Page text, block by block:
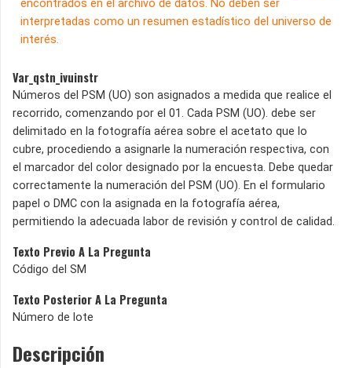
encontrados en el archivo de datos. No deben ser
interpretadas como un resumen estadístico del universo de
interés.
Var_qstn_ivuinstr
Números del PSM (UO) son asignados a medida que realice el
recorrido, comenzando por el 01. Cada PSM (UO). debe ser
delimitado en la fotografía aérea sobre el acetato que lo
cubre, procediendo a asignarle la numeración respectiva, con
el marcador del color designado por la encuesta. Debe quedar
correctamente la numeración del PSM (UO). En el formulario
papel o DMC con la asignada en la fotografía aérea,
permitiendo la adecuada labor de revisión y control de calidad.
Texto Previo A La Pregunta
Código del SM
Texto Posterior A La Pregunta
Número de lote
Descripción